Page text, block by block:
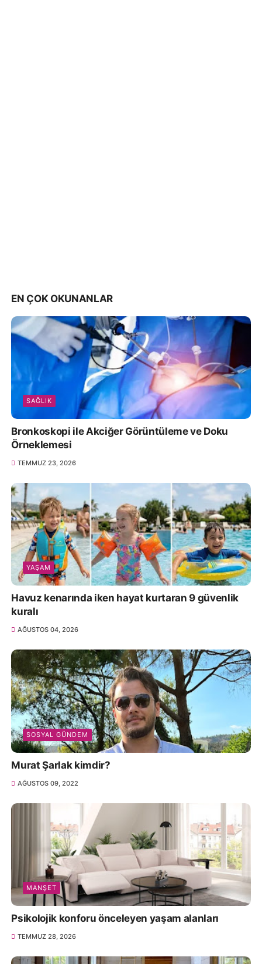
EN ÇOK OKUNANLAR
SAĞLIK
Bronkoskopi ile Akciğer Görüntüleme ve Doku
Örneklemesi
TEMMUZ 23, 2026
YAŞAM
Havuz kenarında iken hayat kurtaran 9 güvenlik
kuralı
AĞUSTOS 04, 2026
SOSYAL GÜNDEM
Murat Şarlak kimdir?
AĞUSTOS 09, 2022
MANŞET
Psikolojik konforu önceleyen yaşam alanları
TEMMUZ 28, 2026